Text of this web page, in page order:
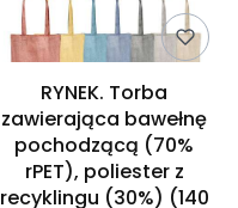
RYNEK. Torba
zawierająca bawełnę
pochodzącą (70%
rPET), poliester z
recyklingu (30%) (140